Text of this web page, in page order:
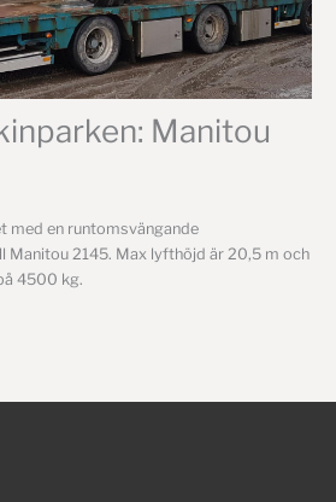
Manitou
med en runtomsvängande
Manitou 2145. Max lyfthöjd är 20,5 m och
4500 kg.